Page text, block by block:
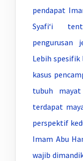
pendapat
Syafi‘i
pengurusan
Lebih spesifik
kasus
tubuh
terdapat
perspektif
Imam Abu
wajib